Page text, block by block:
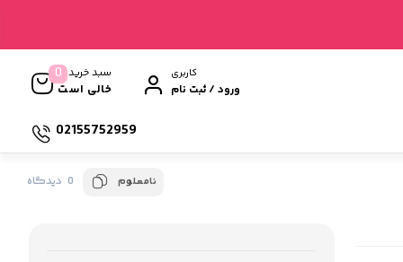
کاربری
ورود / ثبت نام
سبد خرید
خالی است
0
02155752959
نامعلوم 0 دیدگاه